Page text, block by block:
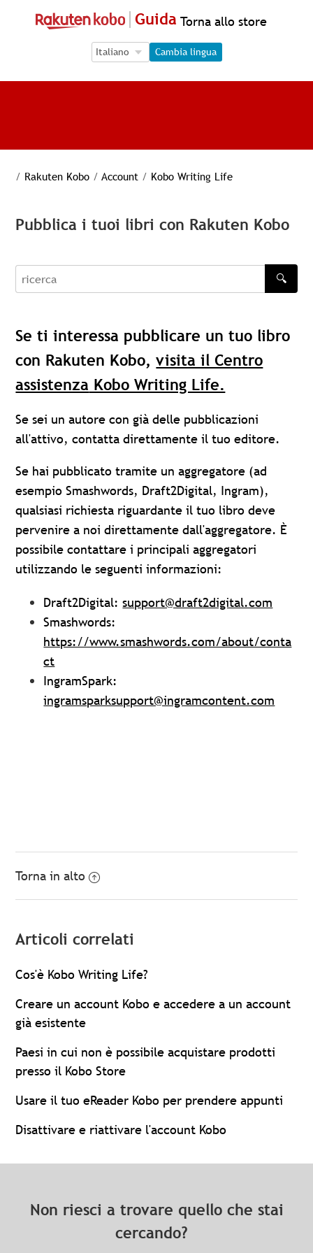
Guida Torna allo store
Language Selection
Language Selection
Cambia lingua
/ Rakuten Kobo / Account / Kobo Writing Life
Pubblica i tuoi libri con Rakuten Kobo
recherche
🔍
Se ti interessa pubblicare un tuo libro
con Rakuten Kobo,visita il Centro
assistenza Kobo Writing Life.
Se sei un autore con già delle pubblicazioni
all'attivo, contatta direttamente il tuo editore.
Se hai pubblicato tramite un aggregatore (ad
esempio Smashwords, Draft2Digital, Ingram),
qualsiasi richiesta riguardante il tuo libro deve
pervenire a noi direttamente dall'aggregatore. È
possibile contattare i principali aggregatori
utilizzando le seguenti informazioni:
Draft2Digital:support@draft2digital.com
Smashwords:
https://www.smashwords.com/about/conta
ct
IngramSpark:
ingramsparksupport@ingramcontent.com
Torna in alto
Articoli correlati
Cos'è Kobo Writing Life?
Creare un account Kobo e accedere a un account
già esistente
Paesi in cui non è possibile acquistare prodotti
presso il Kobo Store
Usare il tuo eReader Kobo per prendere appunti
Disattivare e riattivare l'account Kobo
Non riesci a trovare quello che stai
cercando?